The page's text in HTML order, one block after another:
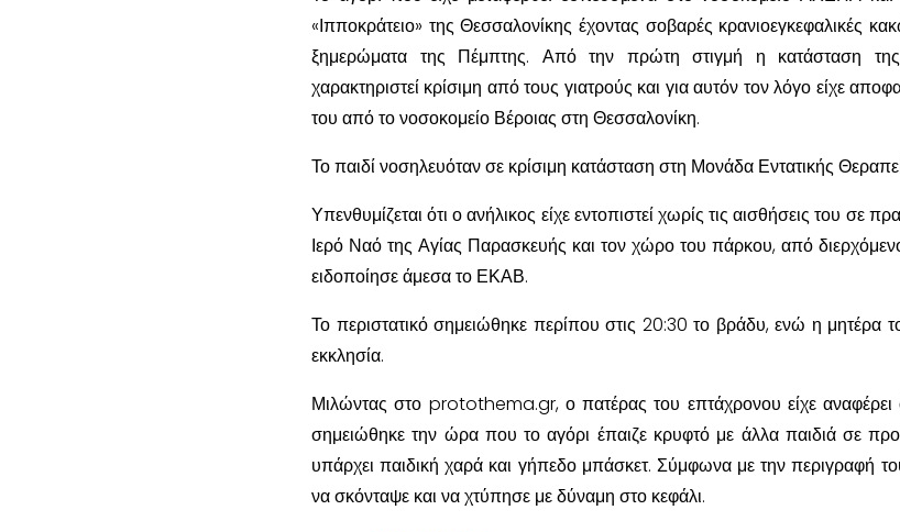
«Ιπποκράτειο» της Θεσσαλονίκης έχοντας σοβαρές κρανιοεγκεφαλικές
ξημερώματα της Πέμπτης. Από την πρώτη στιγμή η κατάσταση της
χαρακτηριστεί κρίσιμη από τους γιατρούς και για αυτόν τον λόγο είχε
του από το νοσοκομείο Βέροιας στη Θεσσαλονίκη.
Το παιδί νοσηλευόταν σε κρίσιμη κατάσταση στη Μονάδα Εντατικής
Υπενθυμίζεται ότι ο ανήλικος είχε εντοπιστεί χωρίς τις αισθήσεις του σε
Ιερό Ναό της Αγίας Παρασκευής και τον χώρο του πάρκου, από
ειδοποίησε άμεσα το ΕΚΑΒ.
Το περιστατικό σημειώθηκε περίπου στις 20:30 το βράδυ, ενώ η μητέρα
εκκλησία.
Μιλώντας στο protothema.gr, ο πατέρας του επτάχρονου είχε αναφέρει
σημειώθηκε την ώρα που το αγόρι έπαιζε κρυφτό με άλλα παιδιά σε
υπάρχει παιδική χαρά και γήπεδο μπάσκετ. Σύμφωνα με την περιγραφή
να σκόνταψε και να χτύπησε με δύναμη στο κεφάλι.